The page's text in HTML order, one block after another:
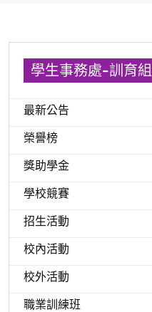
學生事務處-訓育組
最新公告
榮譽榜
獎助學金
學校競賽
招生活動
校內活動
校外活動
職業訓練班